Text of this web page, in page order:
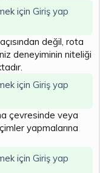
için Giriş yap
değil, rota
deneyiminin niteliği
için Giriş yap
çevresinde veya
yapmalarına
için Giriş yap